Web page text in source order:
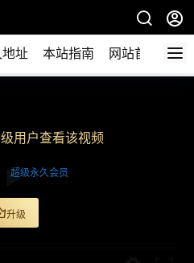
址 本站指南 网站首页
用户查看该视频
超级永久会员
升级